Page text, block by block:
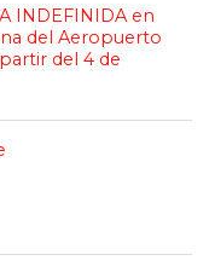
INDEFINIDA en
del Aeropuerto
del 4 de